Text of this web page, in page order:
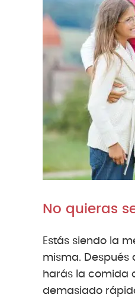
No quieras
Estás siendo la
misma.
harás la comida
demasiado